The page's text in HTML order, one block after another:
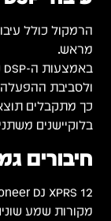
מראש.
ולסביבת
כך מתקבלים
בלוקיישנים
חיבורים
מקורות שמע